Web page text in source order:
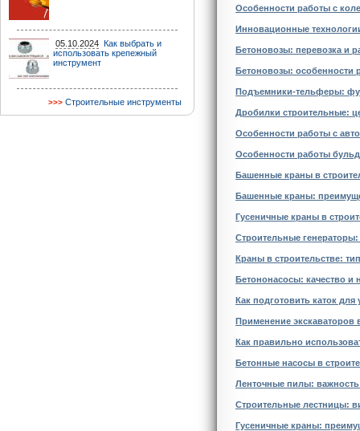
05.10.2024 Как выбрать и
использовать крепежный
инструмент
Строительные инструменты
Особенности работы с
Инновационные
Бетоновозы: перевозка и
Бетоновозы: особенности
Подъемники-тельферы:
Дробилки строительные:
Особенности работы с
Особенности работы
Башенные краны в
Башенные краны:
Гусеничные краны в
Строительные
Краны в строительстве:
Бетононасосы: качество и
Как подготовить каток для
Применение
Как правильно
Бетонные насосы в
Ленточные пилы:
Строительные лестницы:
Гусеничные краны: